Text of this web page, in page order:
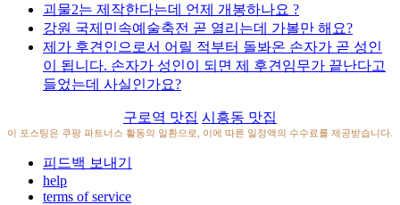
괴물2는 제작한다는데 언제 개봉하나요 ?
강원 국제민속예술축전 곧 열리는데 가볼만 해요?
제가 후견인으로서 어릴 적부터 돌봐온 손자가 곧 성인
이 됩니다. 손자가 성인이 되면 제 후견임무가 끝난다고
들었는데 사실인가요?
구로역 맛집 시흥동 맛집
이 포스팅은 쿠팡 파트너스 활동의 일환으로, 이에 따른 일정액의 수수료를 제공받습니다.
피드백 보내기
help
terms of service